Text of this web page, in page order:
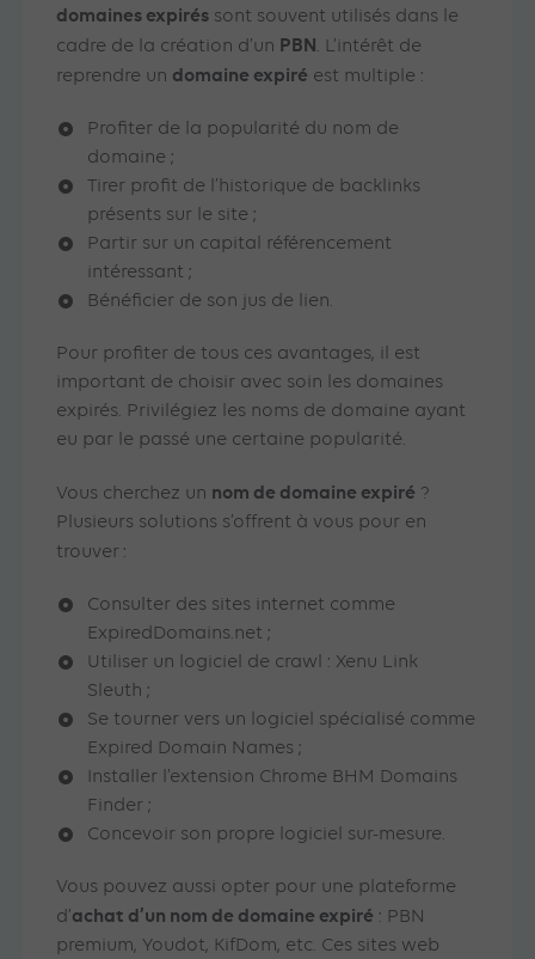
domaines expirés sont souvent utilisés dans le
cadre de la création d’un PBN. L’intérêt de
reprendre un domaine expiré est multiple :
Profiter de la popularité du nom de
domaine ;
Tirer profit de l’historique de backlinks
présents sur le site ;
Partir sur un capital référencement
intéressant ;
Bénéficier de son jus de lien.
Pour profiter de tous ces avantages, il est
important de choisir avec soin les domaines
expirés. Privilégiez les noms de domaine ayant
eu par le passé une certaine popularité.
Vous cherchez un nom de domaine expiré ?
Plusieurs solutions s’offrent à vous pour en
trouver :
Consulter des sites internet comme
ExpiredDomains.net ;
Utiliser un logiciel de crawl : Xenu Link
Sleuth ;
Se tourner vers un logiciel spécialisé comme
Expired Domain Names ;
Installer l’extension Chrome BHM Domains
Finder ;
Concevoir son propre logiciel sur-mesure.
Vous pouvez aussi opter pour une plateforme
d’achat d’un nom de domaine expiré : PBN
premium, Youdot, KifDom, etc. Ces sites web